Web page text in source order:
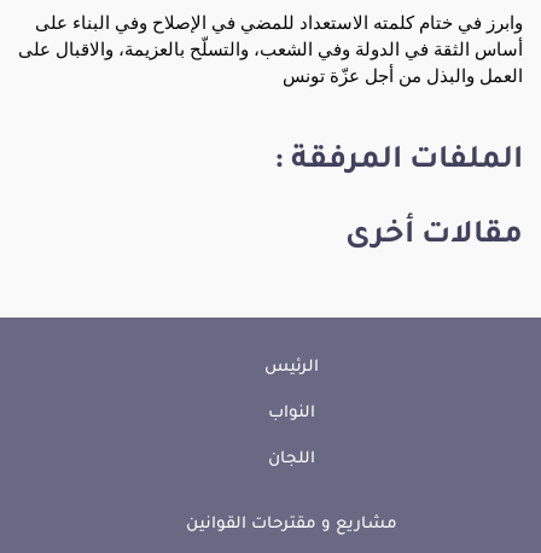
وابرز في ختام كلمته الاستعداد للمضي في الإصلاح وفي البناء على
أساس الثقة في الدولة وفي الشعب، والتسلّح بالعزيمة، والاقبال على
العمل والبذل من أجل عزّة تونس
الملفات المرفقة :
مقالات أخرى
الرئيس
النواب
اللجان
مشاريع و مقترحات القوانين